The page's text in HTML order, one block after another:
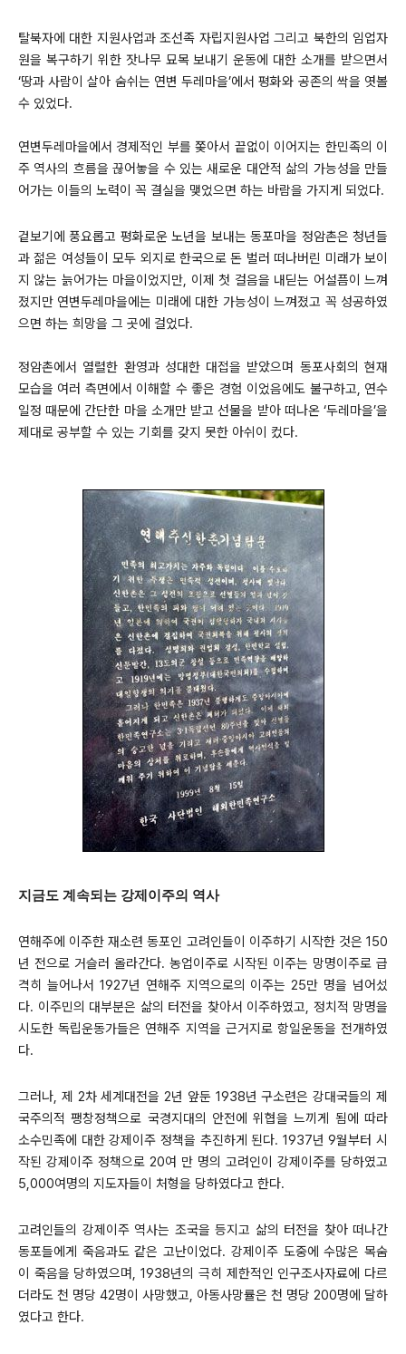
탈북자에 대한 지원사업과 조선족 자립지원사업 그리고 북한의 임업자
원을 복구하기 위한 잣나무 묘목 보내기 운동에 대한 소개를 받으면서
‘땅과 사람이 살아 숨쉬는 연변 두레마을’에서 평화와 공존의 싹을 엿볼
수 있었다.
연변두레마을에서 경제적인 부를 쫒아서 끝없이 이어지는 한민족의 이
주 역사의 흐름을 끊어놓을 수 있는 새로운 대안적 삶의 가능성을 만들
어가는 이들의 노력이 꼭 결실을 맺었으면 하는 바람을 가지게 되었다.
겉보기에 풍요롭고 평화로운 노년을 보내는 동포마을 정암촌은 청년들
과 젊은 여성들이 모두 외지로 한국으로 돈 벌러 떠나버린 미래가 보이
지 않는 늙어가는 마을이었지만, 이제 첫 걸음을 내딛는 어설픔이 느껴
졌지만 연변두레마을에는 미래에 대한 가능성이 느껴졌고 꼭 성공하였
으면 하는 희망을 그 곳에 걸었다.
정암촌에서 열렬한 환영과 성대한 대접을 받았으며 동포사회의 현재
모습을 여러 측면에서 이해할 수 좋은 경험 이었음에도 불구하고, 연수
일정 때문에 간단한 마을 소개만 받고 선물을 받아 떠나온 ‘두레마을’을
제대로 공부할 수 있는 기회를 갖지 못한 아쉬이 컸다.
지금도 계속되는 강제이주의 역사
연해주에 이주한 재소련 동포인 고려인들이 이주하기 시작한 것은 150
년 전으로 거슬러 올라간다. 농업이주로 시작된 이주는 망명이주로 급
격히 늘어나서 1927년 연해주 지역으로의 이주는 25만 명을 넘어섰
다. 이주민의 대부분은 삶의 터전을 찾아서 이주하였고, 정치적 망명을
시도한 독립운동가들은 연해주 지역을 근거지로 항일운동을 전개하였
다.
그러나, 제 2차 세계대전을 2년 앞둔 1938년 구소련은 강대국들의 제
국주의적 팽창정책으로 국경지대의 안전에 위협을 느끼게 됨에 따라
소수민족에 대한 강제이주 정책을 추진하게 된다. 1937년 9월부터 시
작된 강제이주 정책으로 20여 만 명의 고려인이 강제이주를 당하였고
5,000여명의 지도자들이 처형을 당하였다고 한다.
고려인들의 강제이주 역사는 조국을 등지고 삶의 터전을 찾아 떠나간
동포들에게 죽음과도 같은 고난이었다. 강제이주 도중에 수많은 목숨
이 죽음을 당하였으며, 1938년의 극히 제한적인 인구조사자료에 다르
더라도 천 명당 42명이 사망했고, 아동사망률은 천 명당 200명에 달하
였다고 한다.